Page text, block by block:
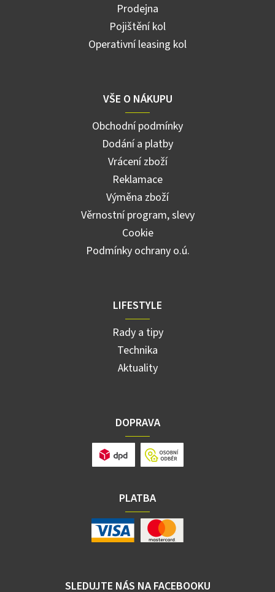
Prodejna
Pojištění kol
Operativní leasing kol
VŠE O NÁKUPU
Obchodní podmínky
Dodání a platby
Vrácení zboží
Reklamace
Výměna zboží
Věrnostní program, slevy
Cookie
Podmínky ochrany o.ú.
LIFESTYLE
Rady a tipy
Technika
Aktuality
DOPRAVA
PLATBA
SLEDUJTE NÁS NA FACEBOOKU